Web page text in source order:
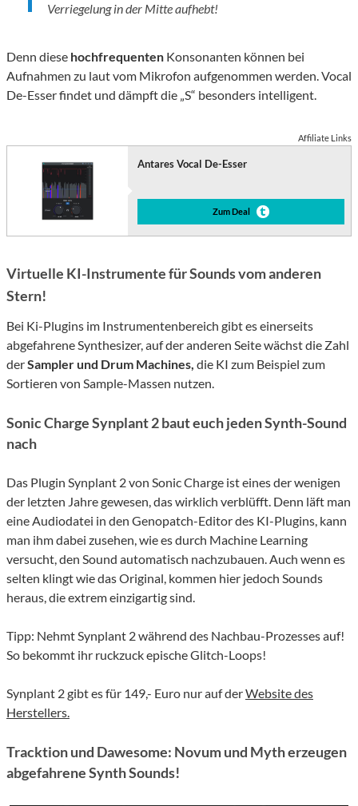
Verriegelung in der Mitte aufhebt!
Denn diese hochfrequenten Konsonanten können bei
Aufnahmen zu laut vom Mikrofon aufgenommen werden. Vocal
De-Esser findet und dämpft die „S“ besonders intelligent.
Affiliate Links
Antares Vocal De-Esser
Zum Deal
Virtuelle KI-Instrumente für Sounds vom anderen
Stern!
Bei Ki-Plugins im Instrumentenbereich gibt es einerseits
abgefahrene Synthesizer, auf der anderen Seite wächst die Zahl
derSampler und Drum Machines, die KI zum Beispiel zum
Sortieren von Sample-Massen nutzen.
Sonic Charge Synplant 2 baut euch jeden Synth-Sound
nach
Das Plugin Synplant 2 von Sonic Charge ist eines der wenigen
der letzten Jahre gewesen, das wirklich verblüfft. Denn läft man
eine Audiodatei in den Genopatch-Editor des KI-Plugins, kann
man ihm dabei zusehen, wie es durch Machine Learning
versucht, den Sound automatisch nachzubauen. Auch wenn es
selten klingt wie das Original, kommen hier jedoch Sounds
heraus, die extrem einzigartig sind.
Tipp: Nehmt Synplant 2 während des Nachbau-Prozesses auf!
So bekommt ihr ruckzuck epische Glitch-Loops!
Synplant 2 gibt es für 149,- Euro nur auf derWebsite des
Herstellers.
Tracktion und Dawesome: Novum und Myth erzeugen
abgefahrene Synth Sounds!